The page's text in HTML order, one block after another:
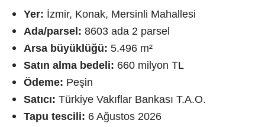
Yer: İzmir, Konak, Mersinli Mahallesi
Ada/parsel: 8603 ada 2 parsel
Arsa büyüklüğü: 5.496 m²
Satın alma bedeli: 660 milyon TL
Ödeme: Peşin
Satıcı: Türkiye Vakıflar Bankası T.A.O.
Tapu tescili: 6 Ağustos 2026